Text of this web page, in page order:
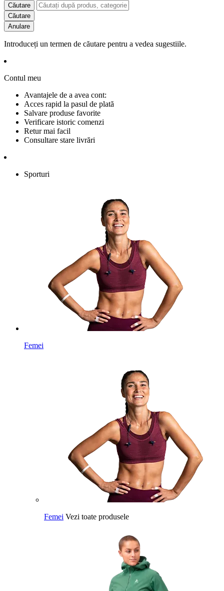
Căutare
Căutare
Anulare
Introduceți un termen de căutare pentru a vedea sugestiile.
Contul meu
Avantajele de a avea cont:
Acces rapid la pasul de plată
Salvare produse favorite
Verificare istoric comenzi
Retur mai facil
Consultare stare livrări
Sporturi
Femei
Femei Vezi toate produsele